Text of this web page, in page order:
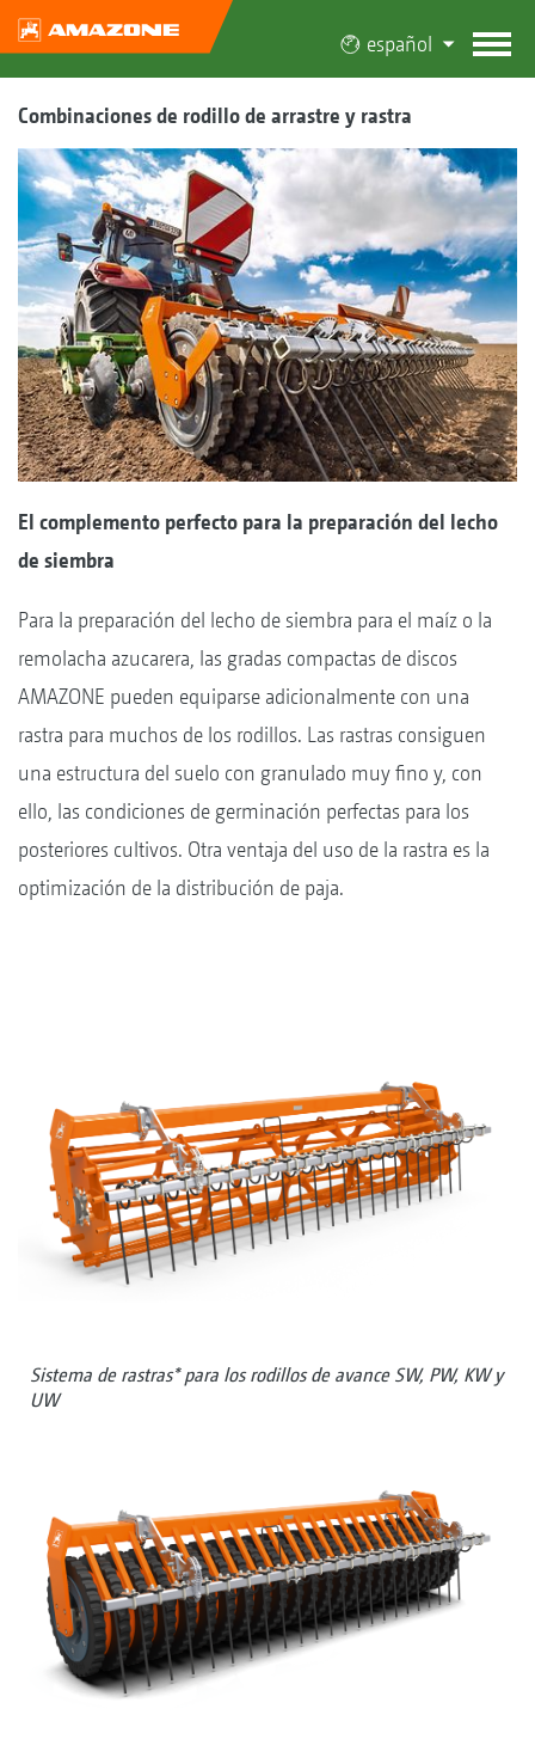
español
Combinaciones de rodillo de arrastre y rastra
El complemento perfecto para la preparación del lecho
de siembra
Para la preparación del lecho de siembra para el maíz o la
remolacha azucarera, las gradas compactas de discos
AMAZONE pueden equiparse adicionalmente con una
rastra para muchos de los rodillos. Las rastras consiguen
una estructura del suelo con granulado muy fino y, con
ello, las condiciones de germinación perfectas para los
posteriores cultivos. Otra ventaja del uso de la rastra es la
optimización de la distribución de paja.
Sistema de rastras* para los rodillos de avance SW, PW, KW y
UW